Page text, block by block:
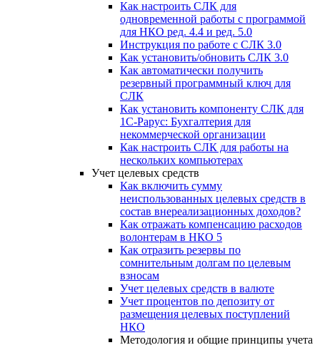
Как настроить СЛК для
одновременной работы с программой
для НКО ред. 4.4 и ред. 5.0
Инструкция по работе с СЛК 3.0
Как установить/обновить СЛК 3.0
Как автоматически получить
резервный программный ключ для
СЛК
Как установить компоненту СЛК для
1С-Рарус: Бухгалтерия для
некоммерческой организации
Как настроить СЛК для работы на
нескольких компьютерах
Учет целевых средств
Как включить сумму
неиспользованных целевых средств в
состав внереализационных доходов?
Как отражать компенсацию расходов
волонтерам в НКО 5
Как отразить резервы по
сомнительным долгам по целевым
взносам
Учет целевых средств в валюте
Учет процентов по депозиту от
размещения целевых поступлений
НКО
Методология и общие принципы учета